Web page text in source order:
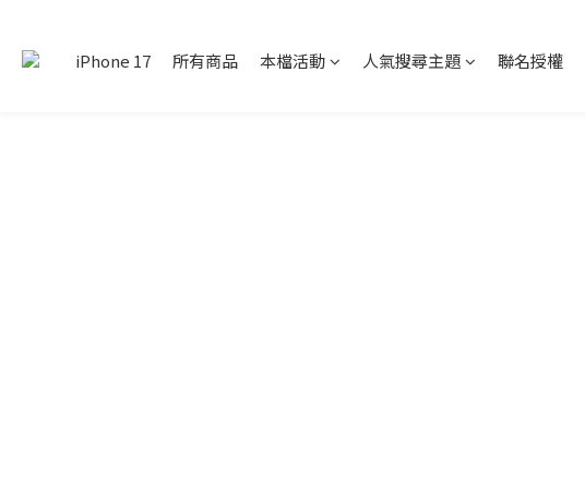
iPhone 17 所有商品 本檔活動 人氣搜尋主題 聯名授權